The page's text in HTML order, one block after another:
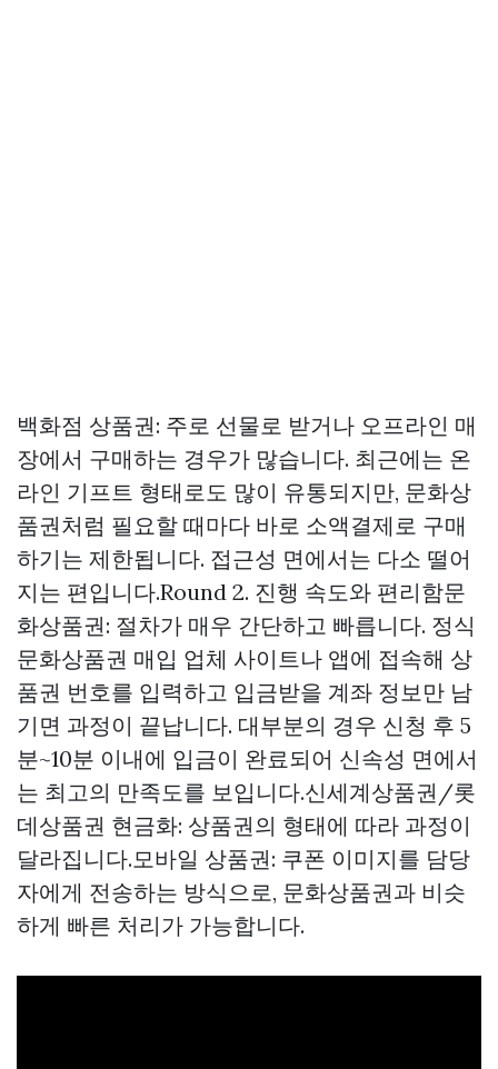
백화점 상품권: 주로 선물로 받거나 오프라인 매
장에서 구매하는 경우가 많습니다. 최근에는 온
라인 기프트 형태로도 많이 유통되지만, 문화상
품권처럼 필요할 때마다 바로 소액결제로 구매
하기는 제한됩니다. 접근성 면에서는 다소 떨어
지는 편입니다.Round 2. 진행 속도와 편리함문
화상품권: 절차가 매우 간단하고 빠릅니다. 정식
문화상품권 매입 업체 사이트나 앱에 접속해 상
품권 번호를 입력하고 입금받을 계좌 정보만 남
기면 과정이 끝납니다. 대부분의 경우 신청 후 5
분~10분 이내에 입금이 완료되어 신속성 면에서
는 최고의 만족도를 보입니다.신세계상품권/롯
데상품권 현금화: 상품권의 형태에 따라 과정이
달라집니다.모바일 상품권: 쿠폰 이미지를 담당
자에게 전송하는 방식으로, 문화상품권과 비슷
하게 빠른 처리가 가능합니다.